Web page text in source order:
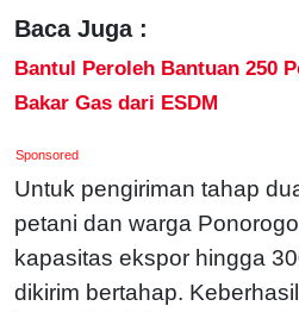
Baca Juga :
Bantul Peroleh Bantuan 250
Bakar Gas dari ESDM
Sponsored
Untuk pengiriman tahap
petani dan warga
kapasitas ekspor hingga
dikirim bertahap.